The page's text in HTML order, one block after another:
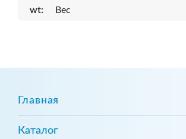
wt: Вес
Главная
Каталог